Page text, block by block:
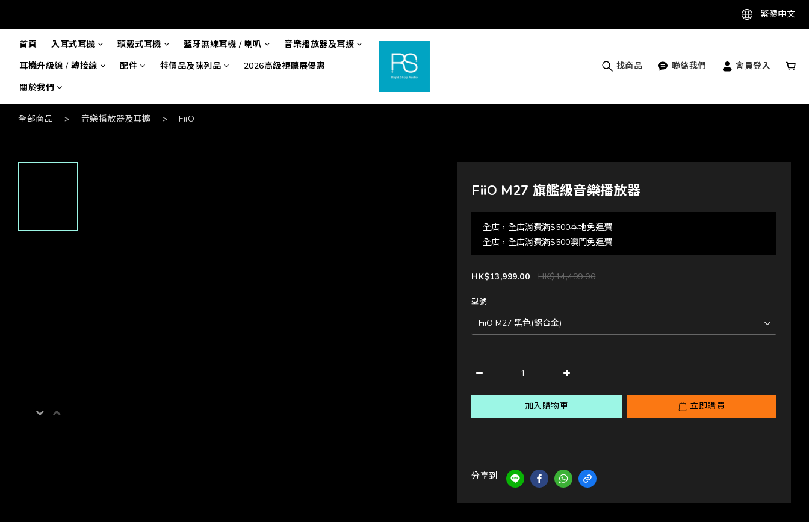
繁體中文
首頁 入耳式耳機 頭戴式耳機 藍牙無線耳機 / 喇叭
音樂播放器及耳擴
耳機升級線 / 轉接線
配件 特價品及陳列品
2026高級視聽展優惠
關於我們
找商品 聯絡我們 會員登入
全部商品 > 音樂播放器及耳擴 > FiiO
FiiO M27 旗艦級音樂播放器
全店，全店消費滿$500本地免運費
全店，全店消費滿$500澳門免運費
HK$14,499.00
HK$13,999.00
型號
加入購物車 立即購買
分享到